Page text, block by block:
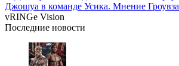
Джошуа в команде Усика. Мнение Гроувза
vRINGe Vision
Последние новости